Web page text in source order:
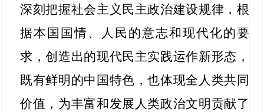
深刻把握社会主义民主政治建设规律，根
据本国国情、人民的意志和现代化的要
求，创造出的现代民主实践运作新形态，
既有鲜明的中国特色，也体现全人类共同
价值，为丰富和发展人类政治文明贡献了